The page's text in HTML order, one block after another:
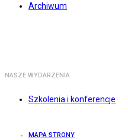
Archiwum
NASZE WYDARZENIA
Szkolenia i konferencje
MAPA STRONY